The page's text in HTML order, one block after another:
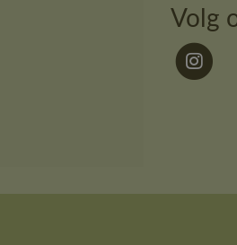
Volg